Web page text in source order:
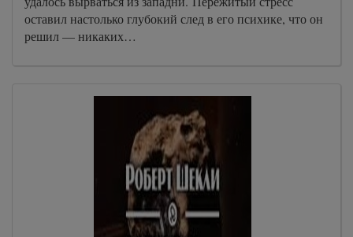
оставил настолько глубокий след в его психике, что он
решил — никаких…